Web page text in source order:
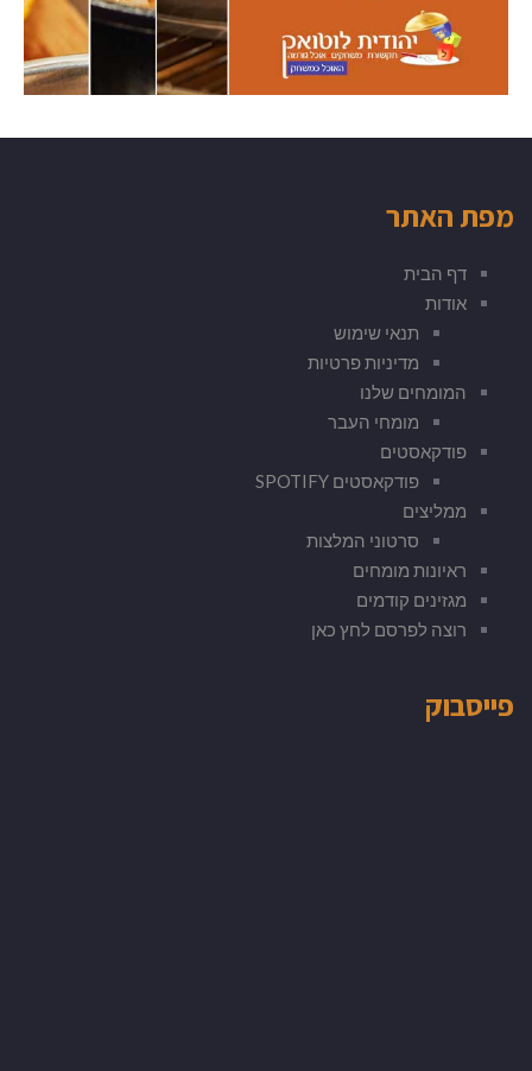
מפת האתר
דף הבית
אודות
תנאי שימוש
מדיניות פרטיות
המומחים שלנו
מומחי העבר
פודקאסטים
פודקאסטים SPOTIFY
ממליצים
סרטוני המלצות
ראיונות מומחים
מגזינים קודמים
רוצה לפרסם לחץ כאן
פייסבוק